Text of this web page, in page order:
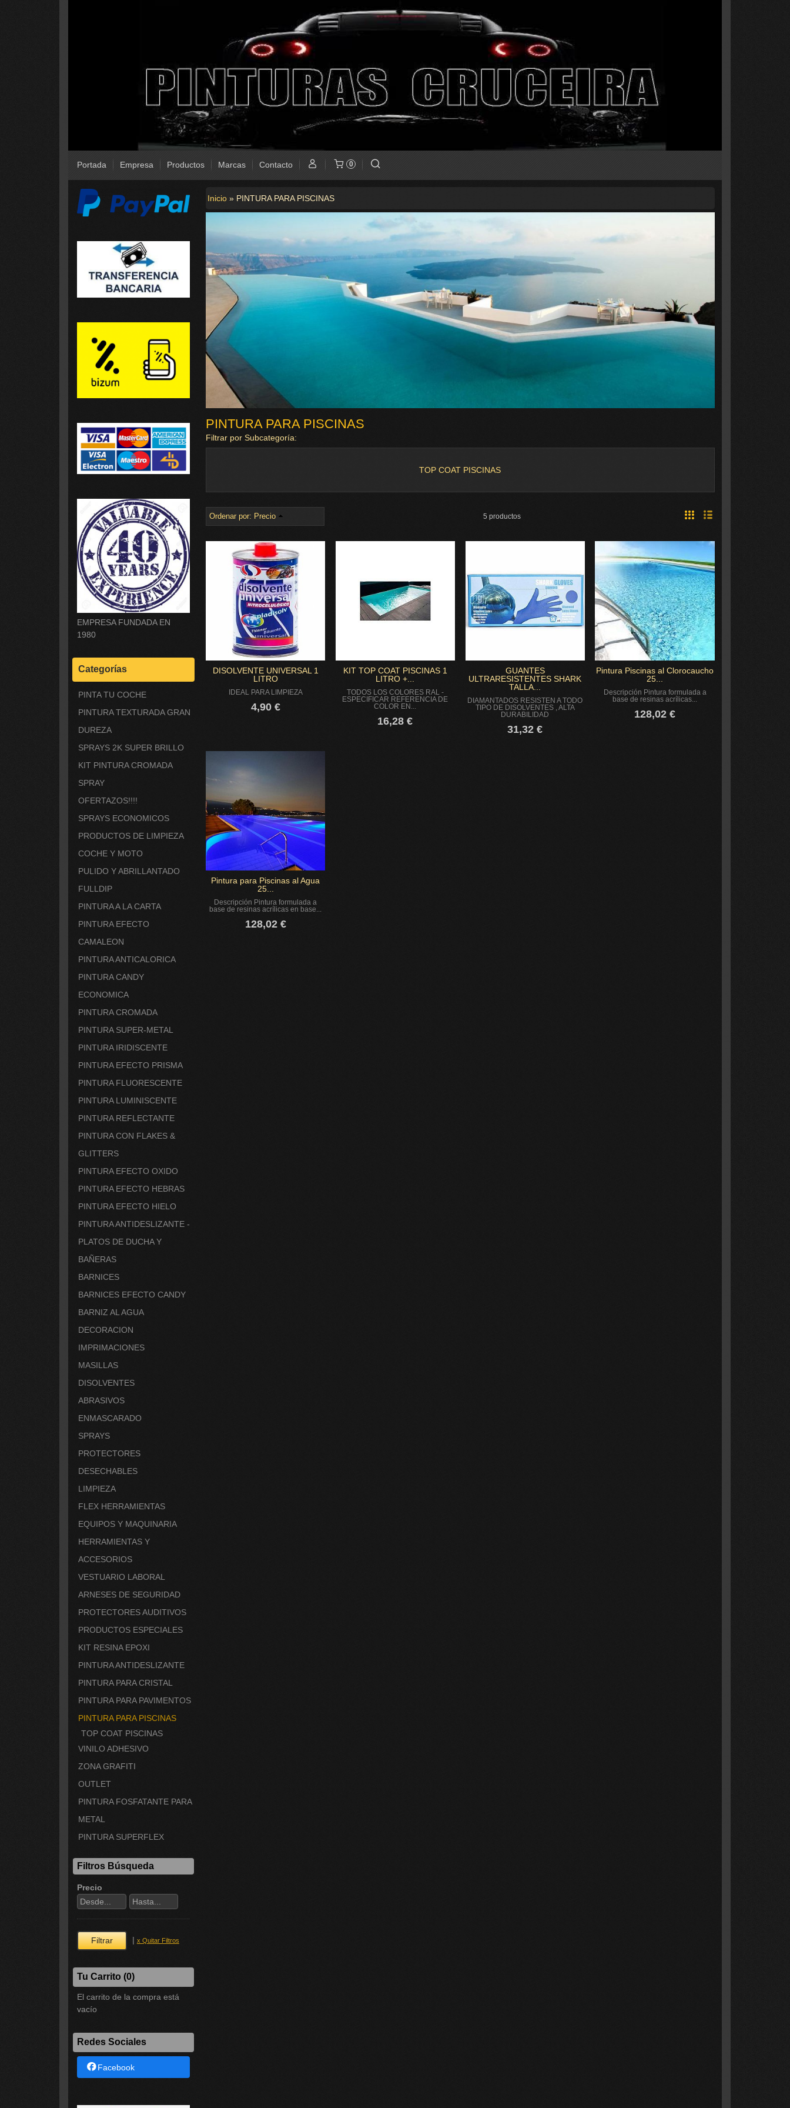
Portada Empresa Productos Marcas Contacto 0
EMPRESA FUNDADA EN
1980
Categorías
PINTA TU COCHE
PINTURA TEXTURADA GRAN
DUREZA
SPRAYS 2K SUPER BRILLO
KIT PINTURA CROMADA
SPRAY
OFERTAZOS!!!!
SPRAYS ECONOMICOS
PRODUCTOS DE LIMPIEZA
COCHE Y MOTO
PULIDO Y ABRILLANTADO
FULLDIP
PINTURA A LA CARTA
PINTURA EFECTO
CAMALEON
PINTURA ANTICALORICA
PINTURA CANDY
ECONOMICA
PINTURA CROMADA
PINTURA SUPER-METAL
PINTURA IRIDISCENTE
PINTURA EFECTO PRISMA
PINTURA FLUORESCENTE
PINTURA LUMINISCENTE
PINTURA REFLECTANTE
PINTURA CON FLAKES &
GLITTERS
PINTURA EFECTO OXIDO
PINTURA EFECTO HEBRAS
PINTURA EFECTO HIELO
PINTURA ANTIDESLIZANTE -
PLATOS DE DUCHA Y
BAÑERAS
BARNICES
BARNICES EFECTO CANDY
BARNIZ AL AGUA
DECORACION
IMPRIMACIONES
MASILLAS
DISOLVENTES
ABRASIVOS
ENMASCARADO
SPRAYS
PROTECTORES
DESECHABLES
LIMPIEZA
FLEX HERRAMIENTAS
EQUIPOS Y MAQUINARIA
HERRAMIENTAS Y
ACCESORIOS
VESTUARIO LABORAL
ARNESES DE SEGURIDAD
PROTECTORES AUDITIVOS
PRODUCTOS ESPECIALES
KIT RESINA EPOXI
PINTURA ANTIDESLIZANTE
PINTURA PARA CRISTAL
PINTURA PARA PAVIMENTOS
PINTURA PARA PISCINAS
TOP COAT PISCINAS
VINILO ADHESIVO
ZONA GRAFITI
OUTLET
PINTURA FOSFATANTE PARA
METAL
PINTURA SUPERFLEX
Filtros Búsqueda
Precio
| x Quitar Filtros
Tu Carrito (0)
El carrito de la compra está
vacío
Redes Sociales
Facebook
Inicio» PINTURA PARA PISCINAS
PINTURA PARA PISCINAS
Filtrar por Subcategoría:
TOP COAT PISCINAS
Ordenar por: Precio 5 productos
DISOLVENTE UNIVERSAL 1
LITRO
IDEAL PARA LIMPIEZA
4,90 €
KIT TOP COAT PISCINAS 1
LITRO +...
TODOS LOS COLORES RAL -
ESPECIFICAR REFERENCIA DE
COLOR EN...
16,28 €
GUANTES
ULTRARESISTENTES SHARK
TALLA...
DIAMANTADOS RESISTEN A TODO
TIPO DE DISOLVENTES , ALTA
DURABILIDAD
31,32 €
Pintura Piscinas al Clorocaucho
25...
Descripción Pintura formulada a
base de resinas acrílicas...
128,02 €
Pintura para Piscinas al Agua
25...
Descripción Pintura formulada a
base de resinas acrílicas en base...
128,02 €